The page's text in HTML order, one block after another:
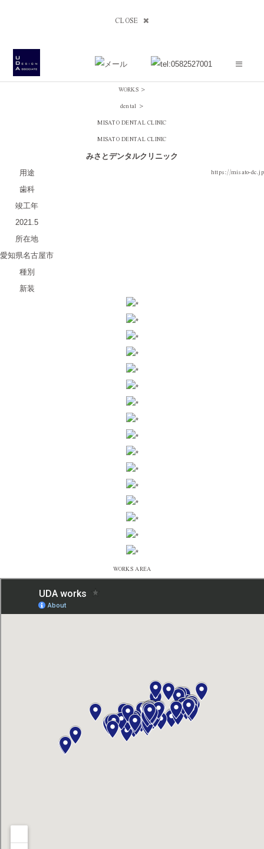
CLOSE
WORKS>
dental >
MISATO DENTAL CLINIC
MISATO DENTAL CLINIC
みさとデンタルクリニック
用途
歯科
竣工年
2021.5
所在地
愛知県名古屋市
種別
新装
https://misato-dc.jp
WORKS AREA